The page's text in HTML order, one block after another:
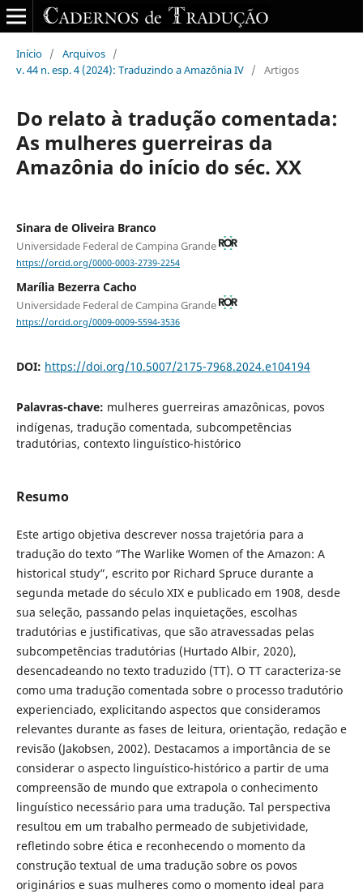
Início / Arquivos /
v. 44 n. esp. 4 (2024): Traduzindo a Amazônia IV / Artigos
Do relato à tradução comentada:
As mulheres guerreiras da
Amazônia do início do séc. XX
Sinara de Oliveira Branco
Universidade Federal de Campina Grande
https://orcid.org/0000-0003-2739-2254
Marília Bezerra Cacho
Universidade Federal de Campina Grande
https://orcid.org/0009-0009-5594-3536
DOI: https://doi.org/10.5007/2175-7968.2024.e104194
Palavras-chave: mulheres guerreiras amazônicas, povos
indígenas, tradução comentada, subcompetências
tradutórias, contexto linguístico-histórico
Resumo
Este artigo objetiva descrever nossa trajetória para a
tradução do texto “The Warlike Women of the Amazon: A
historical study”, escrito por Richard Spruce durante a
segunda metade do século XIX e publicado em 1908, desde
sua seleção, passando pelas inquietações, escolhas
tradutórias e justificativas, que são atravessadas pelas
subcompetências tradutórias (Hurtado Albir, 2020),
desencadeando no texto traduzido (TT). O TT caracteriza-se
como uma tradução comentada sobre o processo tradutório
experienciado, explicitando aspectos que consideramos
relevantes durante as fases de leitura, orientação, redação e
revisão (Jakobsen, 2002). Destacamos a importância de se
considerar o aspecto linguístico-histórico a partir de uma
compreensão de mundo que extrapola o conhecimento
linguístico necessário para uma tradução. Tal perspectiva
resultou em um trabalho permeado de subjetividade,
refletindo sobre ética e reconhecendo o momento da
construção textual de uma tradução sobre os povos
originários e suas mulheres como o momento ideal para